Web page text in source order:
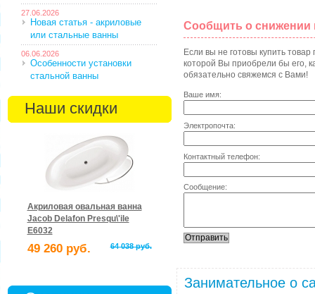
27.06.2026
Новая статья - акриловые
или стальные ванны
06.06.2026
Особенности установки
стальной ванны
Наши скидки
Акриловая овальная ванна
Jacob Delafon Presqu\'ile
E6032
49 260 руб. 64 038 руб.
Сообщить о снижении
Если вы не готовы купить
которой Вы приобрели бы его,
обязательно свяжемся с Вами!
Ваше имя:
Электропочта:
Контактный телефон:
Сообщение:
Занимательное о